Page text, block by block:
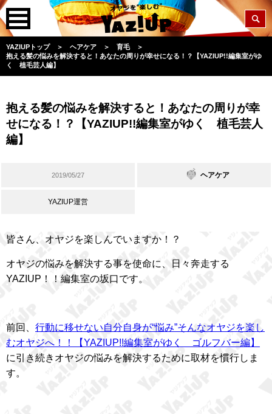
YAZIUPトップ ＞ ヘアケア ＞ 育毛
＞
抱える髪の悩みを解決すると！あなたの周りが幸せになる！？【YAZIUP!!編集室がゆ
く 植毛芸人編】
抱える髪の悩みを解決すると！あなたの周りが幸
せになる！？【YAZIUP!!編集室がゆく 植毛芸人
編】
2019/05/27 ヘアケア
YAZIUP運営
皆さん、オヤジを楽しんでいますか！？
オヤジの悩みを解決する事を使命に、日々奔走する
YAZIUP！！編集室の坂口です。
前回、 行動に移せない自分自身が“悩み”そんなオヤジを楽し
むオヤジへ！！【YAZIUP!!編集室がゆく ゴルフバー編】
に引き続きオヤジの悩みを解決するために取材を慣行しま
す。